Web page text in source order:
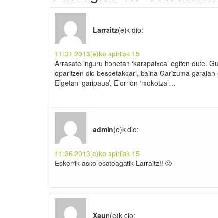
Larraitz(e)k dio:
11:31 2013(e)ko apirilak 15
Arrasate inguru honetan ‘karapaixoa’ egiten dute.
oparitzen dio besoetakoari, baina Garizuma
Elgetan ‘garipaua’, Elorrion ‘mokotza’…
admin(e)k dio:
11:36 2013(e)ko apirilak 15
Eskerrik asko esateagatik Larraitz!! 🙂
Xaun(e)k dio: